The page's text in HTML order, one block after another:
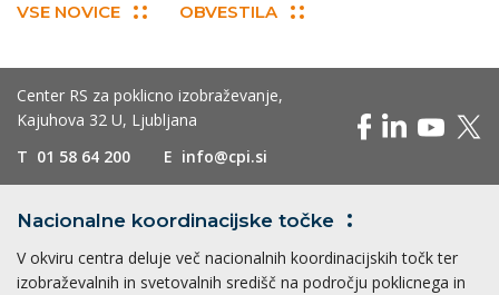
VSE NOVICE OBVESTILA
Center RS za poklicno izobraževanje,
Kajuhova 32 U, Ljubljana
T 01 58 64 200 E info@cpi.si
Nacionalne koordinacijske točke
V okviru centra deluje več nacionalnih koordinacijskih točk ter
izobraževalnih in svetovalnih središč na področju poklicnega in